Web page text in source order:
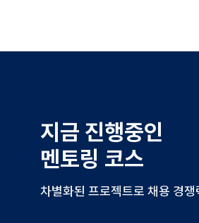
지금 진행중인
멘토링 코스
차별화된 프로젝트로 채용 경